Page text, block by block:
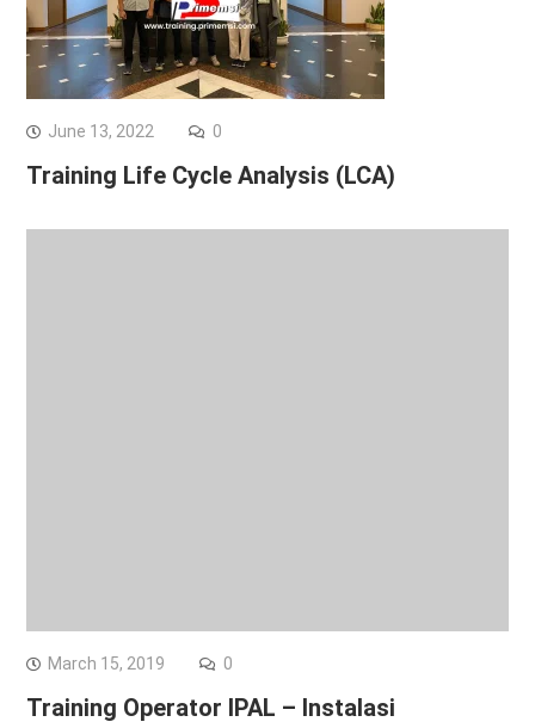
June 13, 2022 0
Training Life Cycle Analysis (LCA)
March 15, 2019 0
Training Operator IPAL – Instalasi